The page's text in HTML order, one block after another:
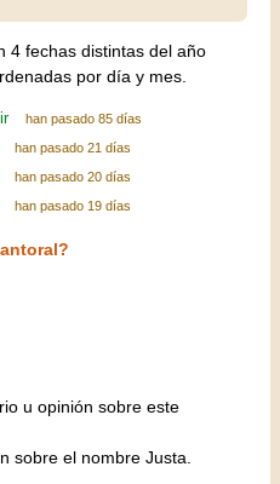
4 fechas distintas del año
por día y mes.
han pasado 85 días
han pasado 21 días
han pasado 20 días
han pasado 19 días
u opinión sobre este
sobre el nombre Justa.